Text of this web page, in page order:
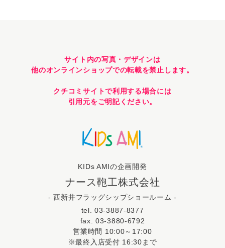
サイト内の写真・デザインは
他のオンラインショップでの転載を禁止します。
クチコミサイトで利用する場合には
引用元をご明記ください。
KIDs AMIの企画開発
ナース鞄工株式会社
- 西新井フラッグシップショールーム -
tel. 03-3887-8377
fax. 03-3880-6792
営業時間 10:00～17:00
※最終入店受付 16:30まで